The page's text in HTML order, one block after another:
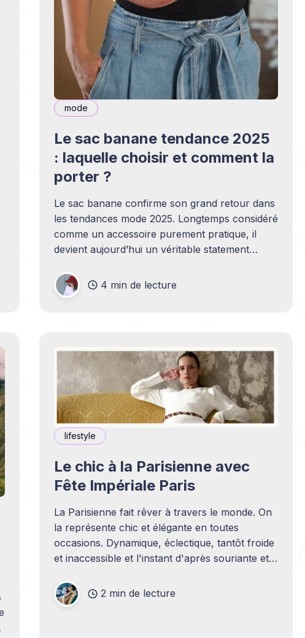
mode
Le sac banane tendance 2025
: laquelle choisir et comment la
porter ?
Le sac banane confirme son grand retour dans
les tendances mode 2025. Longtemps considéré
comme un accessoire purement pratique, il
devient aujourd’hui un véritable statement
ou fan de looks plus audacieux, il existe un sac
banane pour femme adapté à chaque style
4 min de lecture
lifestyle
Le chic à la Parisienne avec
Fête Impériale Paris
La Parisienne fait rêver à travers le monde. On
la représente chic et élégante en toutes
occasions. Dynamique, éclectique, tantôt froide
et inaccessible et l'instant d'après souriante et
femme Française est souvent l'incarnation de la
mode, du fashion
2 min de lecture